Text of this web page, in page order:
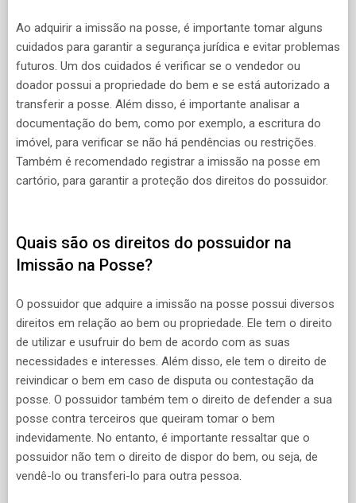
Ao adquirir a imissão na posse, é importante tomar alguns
cuidados para garantir a segurança jurídica e evitar problemas
futuros. Um dos cuidados é verificar se o vendedor ou
doador possui a propriedade do bem e se está autorizado a
transferir a posse. Além disso, é importante analisar a
documentação do bem, como por exemplo, a escritura do
imóvel, para verificar se não há pendências ou restrições.
Também é recomendado registrar a imissão na posse em
cartório, para garantir a proteção dos direitos do possuidor.
Quais são os direitos do possuidor na
Imissão na Posse?
O possuidor que adquire a imissão na posse possui diversos
direitos em relação ao bem ou propriedade. Ele tem o direito
de utilizar e usufruir do bem de acordo com as suas
necessidades e interesses. Além disso, ele tem o direito de
reivindicar o bem em caso de disputa ou contestação da
posse. O possuidor também tem o direito de defender a sua
posse contra terceiros que queiram tomar o bem
indevidamente. No entanto, é importante ressaltar que o
possuidor não tem o direito de dispor do bem, ou seja, de
vendê-lo ou transferi-lo para outra pessoa.